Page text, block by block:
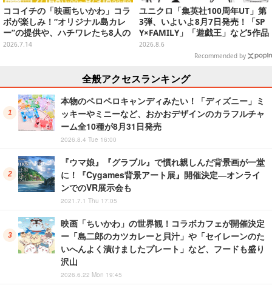
ココイチの「映画ちいかわ」コラ
ボが楽しみ！“オリジナル島カレ
ー”の提供や、ハチワレたち8人の
スプーン置きフィギュアをプレゼ
2026.7.14
ユニクロ「集英社100周年UT」第
3弾、いよいよ8月7日発売！「SP
Y×FAMILY」「遊戯王」など5作品
をデザイン
2026.8.6
Recommended by
全般アクセスランキング
本物のペロペロキャンディみたい！「ディズニー」ミ
ッキーやミニーなど、おかおデザインのカラフルチャ
ーム全10種が8月31日発売
2026.8.4 Tue 16:00
『ウマ娘』『グラブル』で慣れ親しんだ背景画が一堂
に！『Cygames背景アート展』開催決定―オンライ
ンでのVR展示会も
2021.7.1 Thu 17:05
映画「ちいかわ」の世界観！コラボカフェが開催決定
ー「島二郎のカツカレーと貝汁」や「セイレーンのた
いへんよく漬けましたプレート」など、フードも盛り
沢山
2026.6.22 Mon 19:45